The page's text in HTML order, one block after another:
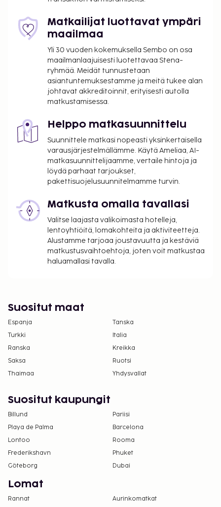
hotellin palveluihin kuuluu myös juhlasali ja
myyntiautomaatti. CABINN Metro Hotel tarjoaa
mannermainen aamiainen tarjotaan päivittäin klo
5.30–10.30.
Maksu mannermaisesta aamiaisesta: noin 125
DKK aikuisille ja 125 DKK lapsille
Katettu omatoiminen pysäköinti: 175 DKK per
Vauvansänky: 50.0 DKK per päivä
Yllä oleva luettelo ei ehkä kata kaikkea. Maksut ja
takuumaksut eivät välttämättä sisällä veroja, ja ne
saattavat muuttua.
Lapset voivat majoittua ilmaiseksi, kun he
käyttävät vanhemman tai huoltajan huoneessa
olevia sänkyjä.
Kontaktiton sisäänkirjautuminen ja kontaktiton
uloskirjautuminen ovat saatavilla.
Matkailijat luottavat ympäri
maailmaa
Yli 30 vuoden kokemuksella Sembo on osa
maailmanlaajuisesti luotettavaa Stena-
ryhmää. Meidät tunnustetaan
asiantuntemuksestamme ja meitä tukee alan
johtavat akkreditoinnit, erityisesti autolla
matkustamisessa.
Helppo matkasuunnittelu
Suunnittele matkasi nopeasti yksinkertaisella
varausjärjestelmällämme. Käytä Ameliaa, AI-
matkasuunnittelijaamme, vertaile hintoja ja
löydä parhaat tarjoukset,
pakettisuojelusuunnitelmamme turvin.
Matkusta omalla tavallasi
Valitse laajasta valikoimasta hotelleja,
lentoyhtiöitä, lomakohteita ja aktiviteetteja.
Alustamme tarjoaa joustavuutta ja kestäviä
matkustusvaihtoehtoja, joten voit matkustaa
haluamallasi tavalla.
Suositut maat
Espanja
Tanska
Turkki
Italia
Ranska
Kreikka
Saksa
Ruotsi
Thaimaa
Yhdysvallat
Suositut kaupungit
Billund
Pariisi
Playa de Palma
Barcelona
Lontoo
Rooma
Frederikshavn
Phuket
Göteborg
Dubai
Lomat
Rannat
Aurinkomatkat